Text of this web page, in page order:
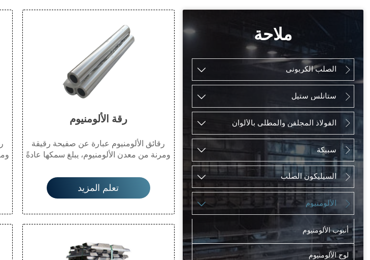
ملاحة
 الصلب الكربوني 
 ستانلس ستيل 
 الفولاذ المجلفن والمطلي بالألوان 
 سبيكة 
 السيليكون الصلب 
 الألومنيوم 
أنبوب الألومنيوم
لوح الألومنيوم
رقة الألومنيوم
رقائق الألومنيوم عبارة عن صفيحة رقيقة
ومرنة من معدن الألومنيوم، يبلغ سمكها عادةً
العازلة الممتازة، وموصليتها الحرارية العالية.
تُستخدم رقائق الألومنيوم على نطاق واسع
في التغليف والعزل والطهي نظرًا لقدرتها
في العديد من التطبيقات.
تعلم المزيد